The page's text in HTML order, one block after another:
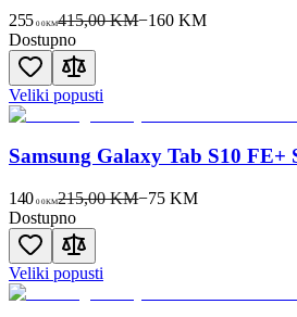
255 00KM415,00 KM−160 KM
Dostupno
Veliki popusti
Samsung Galaxy Tab S10
140 00KM215,00 KM−75 KM
Dostupno
Veliki popusti